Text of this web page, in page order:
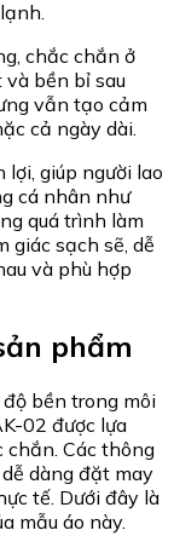
chắc chắn ở
bền bỉ sau
vẫn tạo cảm
cả ngày dài.
lợi, giúp người lao
cá nhân như
quá trình làm
giác sạch sẽ, dễ
và phù hợp
phẩm
bền trong môi
02 được lựa
chắn. Các thông
dàng đặt may
tế. Dưới đây là
mẫu áo này.